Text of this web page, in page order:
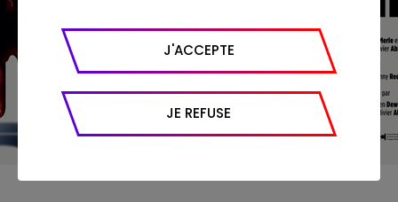
Google Analytics pour générer des rapports
sur le trafic (nombre de visites, temps passé
sur le site, nombre de pages vues en moyenne,
appareil et navigateur utilisé, emplacement
géographique), l’origine du trafic et la
J'ACCEPTE
JE REFUSE